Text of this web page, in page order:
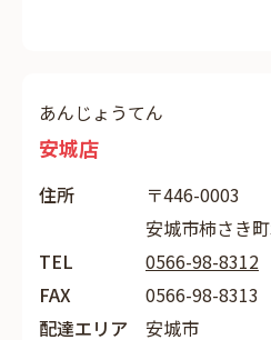
あんじょうてん
安城店
住所
〒446-0003
安城市柿さき
TEL
0566-98-8312
FAX
0566-98-8313
配達エリア
安城市